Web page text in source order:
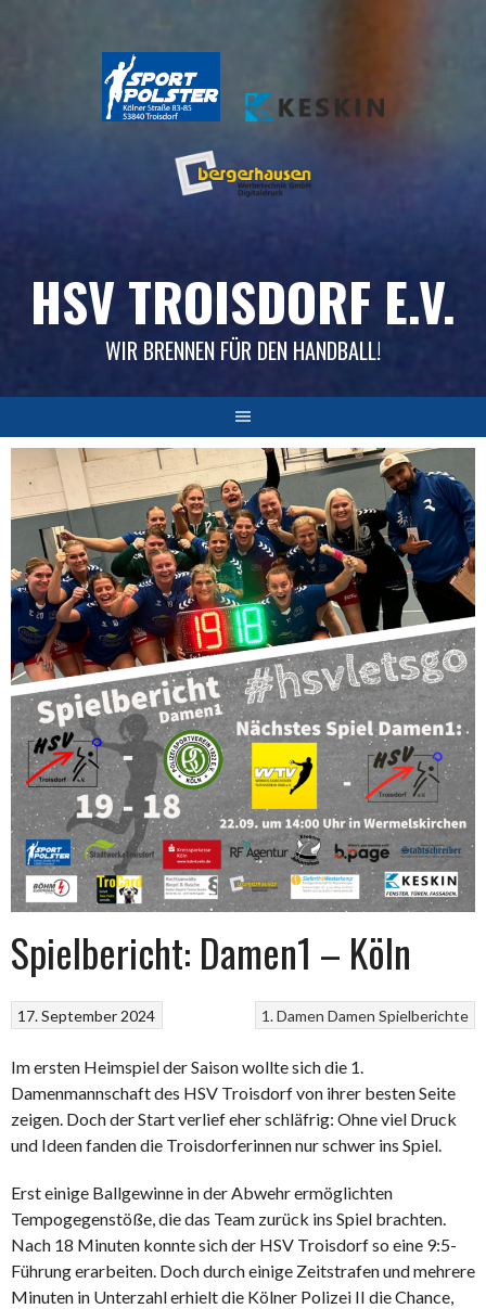
HSV TROISDORF E.V.
WIR BRENNEN FÜR DEN HANDBALL!
Spielbericht: Damen1 – Köln
1. Damen Damen Spielberichte
17. September 2024
Im ersten Heimspiel der Saison wollte sich die 1.
Damenmannschaft des HSV Troisdorf von ihrer besten Seite
zeigen. Doch der Start verlief eher schläfrig: Ohne viel Druck
und Ideen fanden die Troisdorferinnen nur schwer ins Spiel.
Erst einige Ballgewinne in der Abwehr ermöglichten
Tempogegenstöße, die das Team zurück ins Spiel brachten.
Nach 18 Minuten konnte sich der HSV Troisdorf so eine 9:5-
Führung erarbeiten. Doch durch einige Zeitstrafen und mehrere
Minuten in Unterzahl erhielt die Kölner Polizei II die Chance,